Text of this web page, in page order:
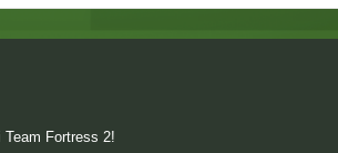
Fortress 2!